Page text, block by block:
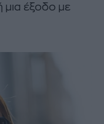
έξοδο με